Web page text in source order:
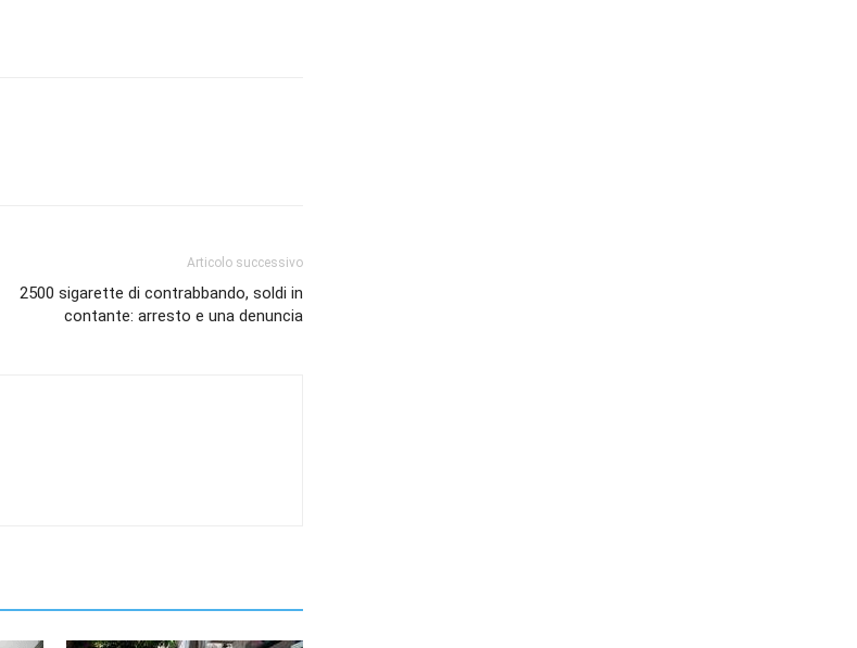
Articolo successivo
2500 sigarette di contrabbando, soldi in
contante: arresto e una denuncia